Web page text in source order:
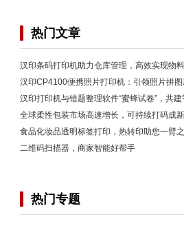
热门文章
汉印条码打印机助力仓库管理，高效实现物
汉印CP4100便携照片打印机：引领照片拼
汉印打印机与错题整理软件“蜜蜂试卷”，共
全球柔性包装市场高速增长，可持续打码成
食品化妆品透明标签打印，热转印助您一臂
二维码扫描器，商家智能好帮手
热门专题